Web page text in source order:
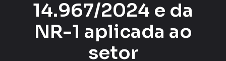
14.967/2024 e da
NR-1 aplicada ao
setor